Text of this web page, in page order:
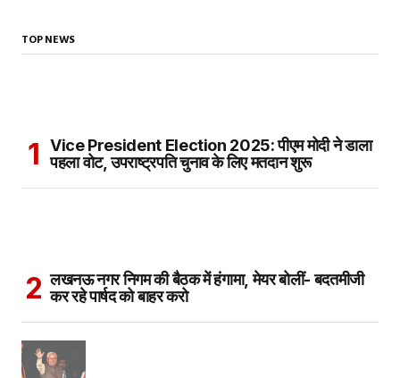
TOP NEWS
Vice President Election 2025: पीएम मोदी ने डाला
पहला वोट, उपराष्ट्रपति चुनाव के लिए मतदान शुरू
लखनऊ नगर निगम की बैठक में हंगामा, मेयर बोलीं- बदतमीजी
कर रहे पार्षद को बाहर करो